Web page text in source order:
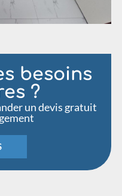
besoins
?
un devis gratuit